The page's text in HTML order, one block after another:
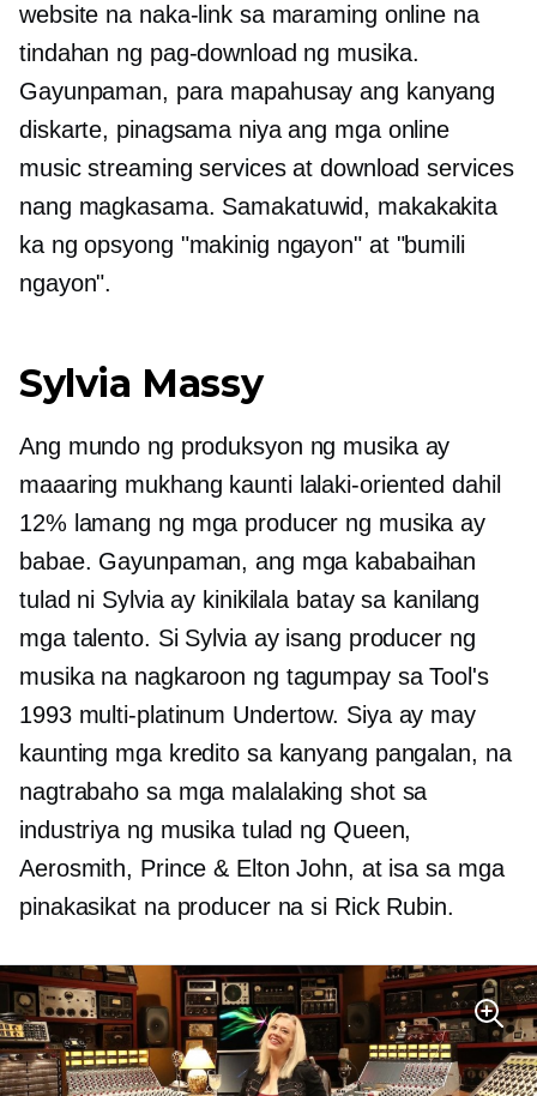
website na naka-link sa maraming online na
tindahan ng pag-download ng musika.
Gayunpaman, para mapahusay ang kanyang
diskarte, pinagsama niya ang mga online
music streaming services at download services
nang magkasama. Samakatuwid, makakakita
ka ng opsyong "makinig ngayon" at "bumili
ngayon".
Sylvia Massy
Ang mundo ng produksyon ng musika ay
maaaring mukhang kaunti lalaki-oriented dahil
12% lamang ng mga producer ng musika ay
babae. Gayunpaman, ang mga kababaihan
tulad ni Sylvia ay kinikilala batay sa kanilang
mga talento. Si Sylvia ay isang producer ng
musika na nagkaroon ng tagumpay sa Tool's
1993 multi-platinum Undertow. Siya ay may
kaunting mga kredito sa kanyang pangalan, na
nagtrabaho sa mga malalaking shot sa
industriya ng musika tulad ng Queen,
Aerosmith, Prince & Elton John, at isa sa mga
pinakasikat na producer na si Rick Rubin.